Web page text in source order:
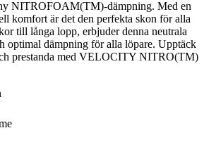
NITROFOAM(TM)-dämpning. Med en
komfort är det den perfekta skon för alla
till långa lopp, erbjuder denna neutrala
optimal dämpning för alla löpare. Upptäck
prestanda med VELOCITY NITRO(TM)